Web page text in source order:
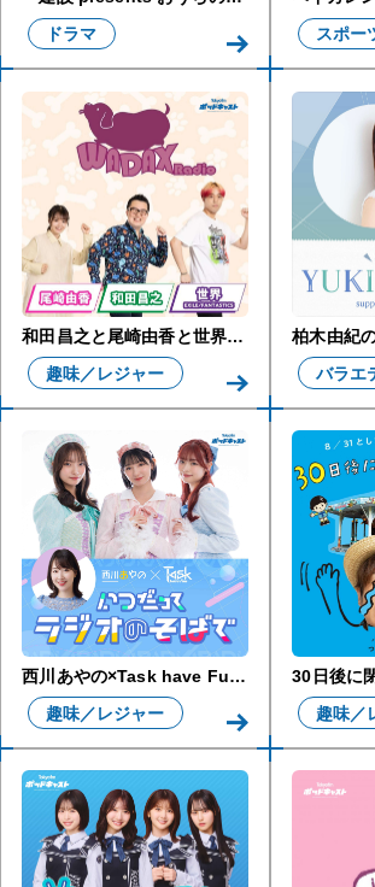
ドラマ
スポー
和田昌之と尾崎由香と世界のWADAX Radio
趣味／レジャー
バラエ
西川あやの×Task have Fun いつだってラジオのそばで
趣味／レジャー
30日後に
趣味／